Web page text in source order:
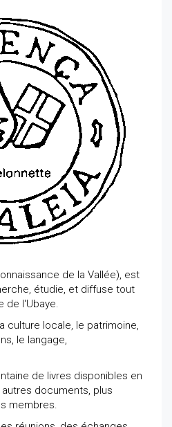
de la Vallée), est
étudie, et diffuse tout
de l'Ubaye.
culture locale, le patrimoine,
le langage,
de livres disponibles en
documents, plus
membres.